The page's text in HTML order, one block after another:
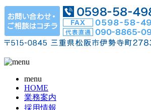
menu
HOME
業務案内
採用情報